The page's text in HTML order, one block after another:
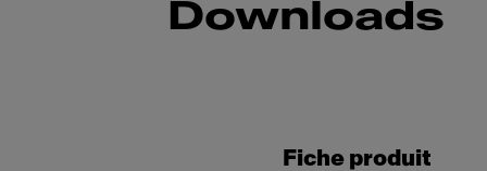
Downloads
Fiche produit